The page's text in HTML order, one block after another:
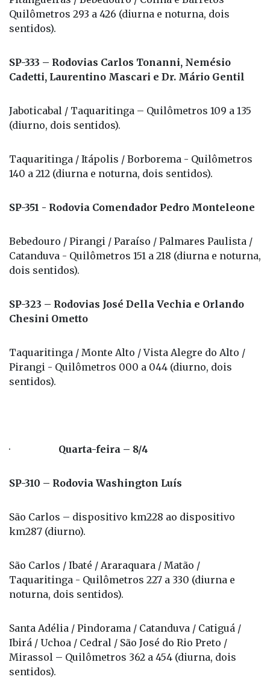
Quilômetros 293 a 426 (diurna e noturna, dois
sentidos).
SP-333 – Rodovias Carlos Tonanni, Nemésio
Cadetti, Laurentino Mascari e Dr. Mário Gentil
Jaboticabal / Taquaritinga – Quilômetros 109 a 135
(diurno, dois sentidos).
Taquaritinga / Itápolis / Borborema - Quilômetros
140 a 212 (diurna e noturna, dois sentidos).
SP-351 - Rodovia Comendador Pedro Monteleone
Bebedouro / Pirangi / Paraíso / Palmares Paulista /
Catanduva - Quilômetros 151 a 218 (diurna e noturna,
dois sentidos).
SP-323 – Rodovias José Della Vechia e Orlando
Chesini Ometto
Taquaritinga / Monte Alto / Vista Alegre do Alto /
Pirangi - Quilômetros 000 a 044 (diurno, dois
sentidos).
· Quarta-feira – 8/4
SP-310 – Rodovia Washington Luís
São Carlos – dispositivo km228 ao dispositivo
km287 (diurno).
São Carlos / Ibaté / Araraquara / Matão /
Taquaritinga - Quilômetros 227 a 330 (diurna e
noturna, dois sentidos).
Santa Adélia / Pindorama / Catanduva / Catiguá /
Ibirá / Uchoa / Cedral / São José do Rio Preto /
Mirassol – Quilômetros 362 a 454 (diurna, dois
sentidos).